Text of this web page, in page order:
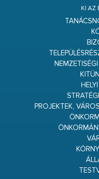
KI AZ
PROJEKTEK,